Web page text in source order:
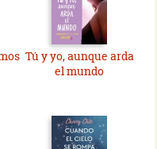
Tú y yo, aunque arda
el mundo